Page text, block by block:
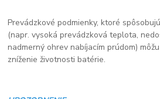
Prevádzkové podmienky, ktoré
(napr. vysoká prevádzková teplota,
nadmerný ohrev nabíjacím prúdom)
zníženie životnosti batérie.